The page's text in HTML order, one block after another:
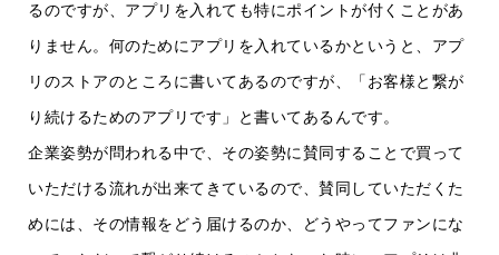
るのですが、アプリを入れても特にポイントが付くことがあ
りません。何のためにアプリを入れているかというと、アプ
リのストアのところに書いてあるのですが、「お客様と繋が
り続けるためのアプリです」と書いてあるんです。
企業姿勢が問われる中で、その姿勢に賛同することで買って
いただける流れが出来てきているので、賛同していただくた
めには、その情報をどう届けるのか、どうやってファンにな